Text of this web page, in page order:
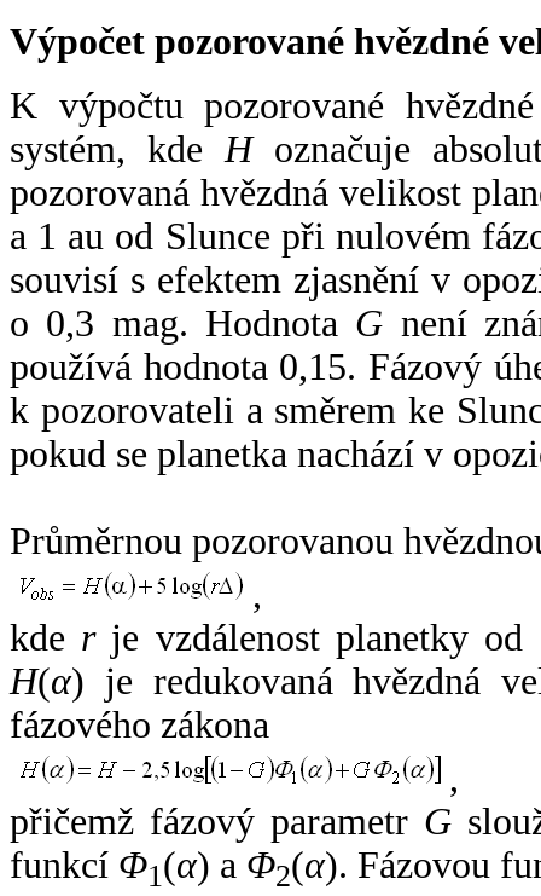
Výpočet pozorované hvězdné
K výpočtu pozorované
systém, kde Hoznačuje
pozorovaná hvězdná velikost
a 1 au od Slunce při nulovém
souvisí s efektem zjasnění v
o 0,3 mag. Hodnota G není
používá hodnota 0,15. Fázový
k pozorovateli a směrem ke
pokud se planetka nachází v
Průměrnou pozorovanou
,
kde rje vzdálenost planetky od
H(α) je redukovaná hvězdná
fázového zákona
,
přičemž fázový parametr G
funkcí Φ1(α) a Φ2(α). Fázovou